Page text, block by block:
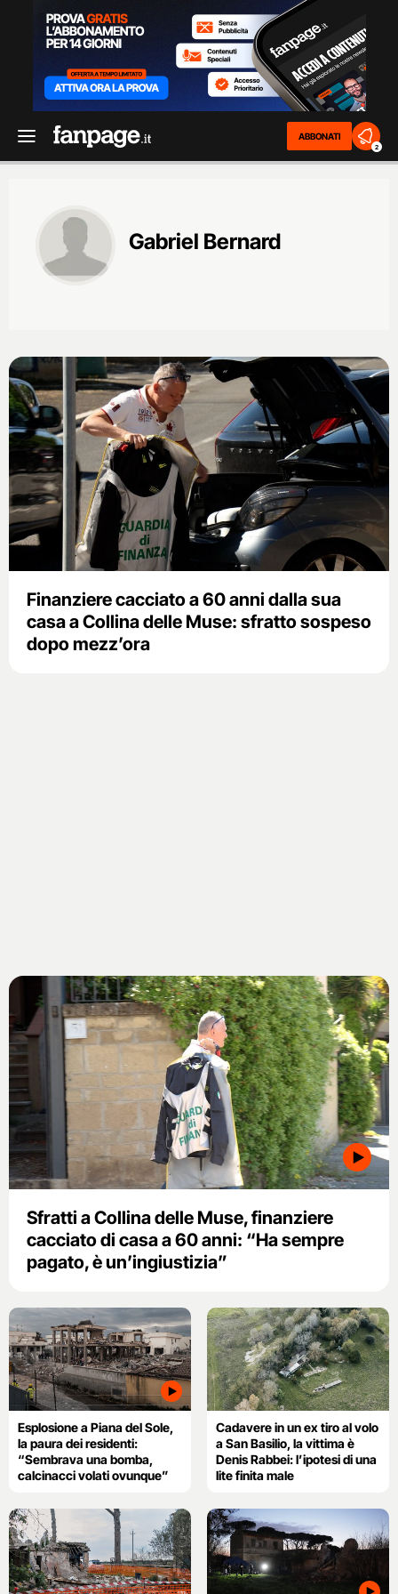
ABBONATI
2
Gabriel Bernard
Finanziere cacciato a 60 anni dalla sua
casa a Collina delle Muse: sfratto sospeso
dopo mezz’ora
Sfratti a Collina delle Muse, finanziere
cacciato di casa a 60 anni: “Ha sempre
pagato, è un’ingiustizia”
Esplosione a Piana del Sole,
la paura dei residenti:
“Sembrava una bomba,
calcinacci volati ovunque”
Cadavere in un ex tiro al volo
a San Basilio, la vittima è
Denis Rabbei: l’ipotesi di una
lite finita male